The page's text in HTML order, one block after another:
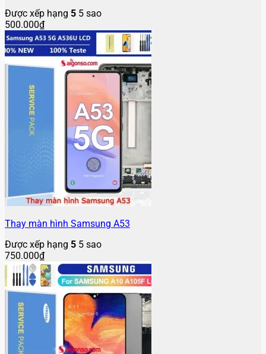
Được xếp hạng 5 5 sao
500.000₫
Thay màn hình Samsung A53
Được xếp hạng 5 5 sao
750.000₫